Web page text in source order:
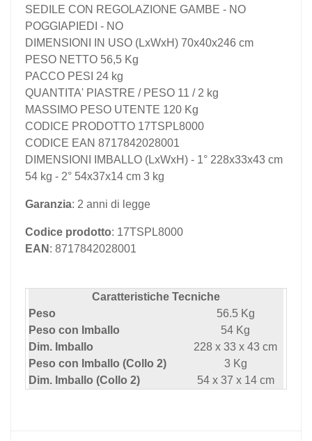
SEDILE CON REGOLAZIONE GAMBE - NO
POGGIAPIEDI - NO
DIMENSIONI IN USO (LxWxH) 70x40x246 cm
PESO NETTO 56,5 Kg
PACCO PESI 24 kg
QUANTITA' PIASTRE / PESO 11 / 2 kg
MASSIMO PESO UTENTE 120 Kg
CODICE PRODOTTO 17TSPL8000
CODICE EAN 8717842028001
DIMENSIONI IMBALLO (LxWxH) - 1° 228x33x43 cm
54 kg - 2° 54x37x14 cm 3 kg
Garanzia: 2 anni di legge
Codice prodotto: 17TSPL8000
EAN : 8717842028001
Caratteristiche Tecniche
Peso
56.5 Kg
Peso con Imballo
54 Kg
Dim. Imballo
228 x 33 x 43 cm
Peso con Imballo (Collo 2)
3 Kg
Dim. Imballo (Collo 2)
54 x 37 x 14 cm